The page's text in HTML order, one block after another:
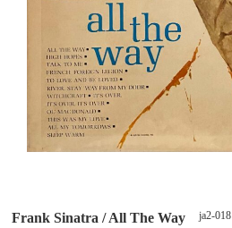
Frank Sinatra / All The Way ja2-018